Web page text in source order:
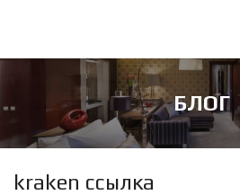
БЛОГ
kraken ссылка